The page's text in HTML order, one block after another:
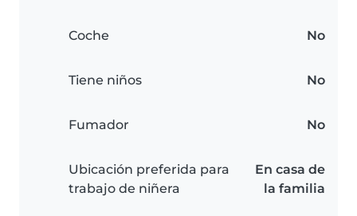
Coche No
Tiene niños No
Fumador No
Ubicación preferida para
trabajo de niñera
En casa de
la familia